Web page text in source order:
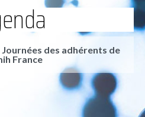
Journées des adhérents de
France